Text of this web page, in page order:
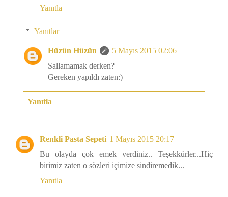
Yanıtla
Yanıtlar
Hüzün Hüzün
5 Mayıs 2015 02:06
Sallamamak derken?
Gereken yapıldı zaten:)
Yanıtla
Renkli Pasta Sepeti 1 Mayıs 2015 20:17
Bu olayda çok emek verdiniz.. Teşekkürler...Hiç
birimiz zaten o sözleri içimize sindiremedik...
Yanıtla